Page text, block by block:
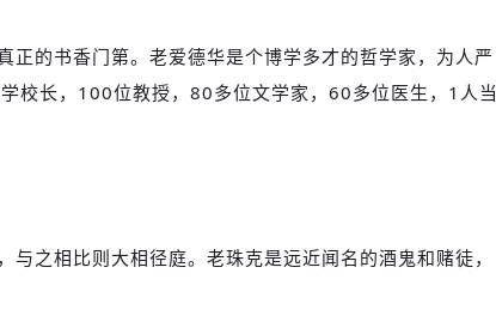
正的书香门第。老爱德华是个博学多才的哲学家，为人严
校长，100位教授，80多位文学家，60多位医生，1人当
与之相比则大相径庭。老珠克是远近闻名的酒鬼和赌徒，